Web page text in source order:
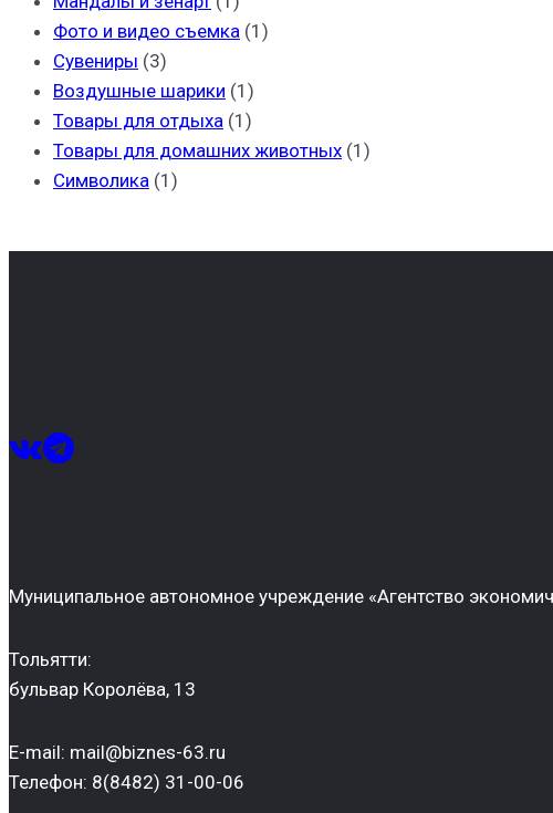
Фото и видео съемка (1)
Сувениры (3)
Воздушные шарики (1)
Товары для отдыха (1)
Товары для домашних животных (1)
Символика (1)
Муниципальное автономное учреждение «Агентство
Тольятти:
бульвар Королёва, 13
E-mail: mail@biznes-63.ru
Телефон: 8(8482) 31-00-06